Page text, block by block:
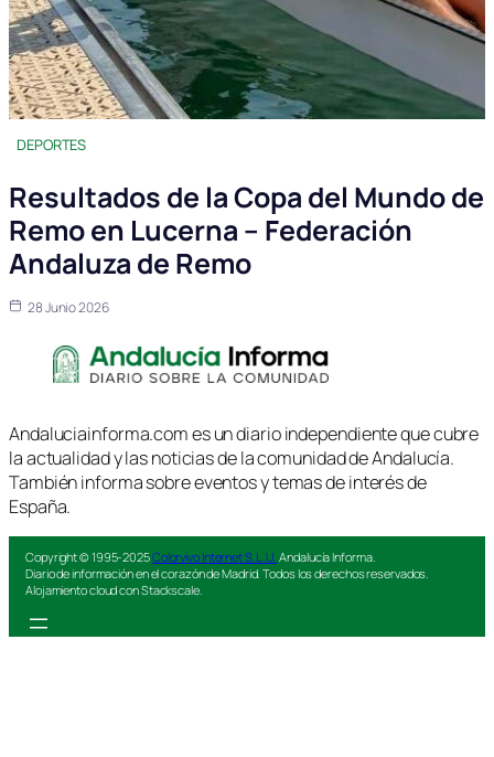
DEPORTES
Resultados de la Copa del Mundo de
Remo en Lucerna – Federación
Andaluza de Remo
28 Junio 2026
Andaluciainforma.com es un diario independiente que cubre
la actualidad y las noticias de la comunidad de Andalucía.
También informa sobre eventos y temas de interés de
España.
Copyright © 1995-2025Colorvivo Internet S.L.U. Andalucía Informa.
Diario de información en el corazón de Madrid. Todos los derechos reservados.
Alojamiento cloud con Stackscale.